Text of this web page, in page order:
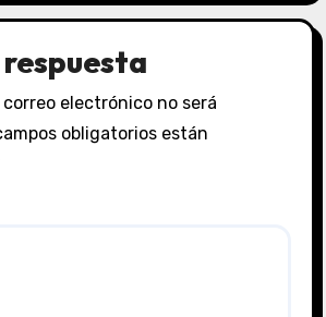
electrónico no será
obligatorios están